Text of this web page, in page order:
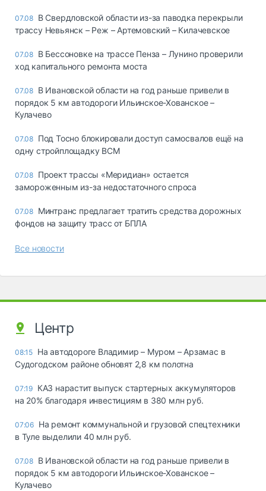
07.08 В Свердловской области из-за паводка перекрыли
трассу Невьянск – Реж – Артемовский – Килачевское
07.08 В Бессоновке на трассе Пенза – Лунино проверили
ход капитального ремонта моста
07.08 В Ивановской области на год раньше привели в
порядок 5 км автодороги Ильинское-Хованское –
Кулачево
07.08 Под Тосно блокировали доступ самосвалов ещё на
одну стройплощадку ВСМ
07.08 Проект трассы «Меридиан» остается
замороженным из-за недостаточного спроса
07.08 Минтранс предлагает тратить средства дорожных
фондов на защиту трасс от БПЛА
Все новости
Центр
08:15 На автодороге Владимир – Муром – Арзамас в
Судогодском районе обновят 2,8 км полотна
07:19 КАЗ нарастит выпуск стартерных аккумуляторов
на 20% благодаря инвестициям в 380 млн руб.
07:06 На ремонт коммунальной и грузовой спецтехники
в Туле выделили 40 млн руб.
07.08 В Ивановской области на год раньше привели в
порядок 5 км автодороги Ильинское-Хованское –
Кулачево